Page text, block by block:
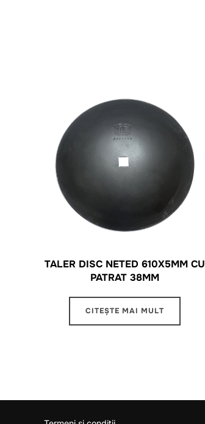
TALER DISC NETED 610X5MM CU
PATRAT 38MM
CITEȘTE MAI MULT